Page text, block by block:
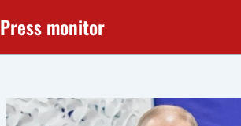
до
Press monitor